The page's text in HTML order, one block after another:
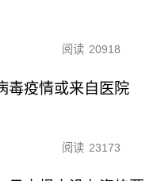
阅读 20918
毒疫情或来自医院
阅读 23173